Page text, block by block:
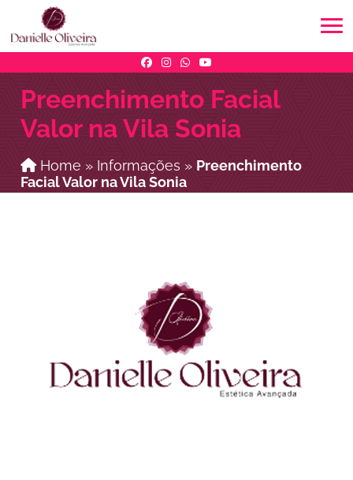
Preenchimento Facial
Valor na Vila Sonia
Home » Informações » Preenchimento
Facial Valor na Vila Sonia